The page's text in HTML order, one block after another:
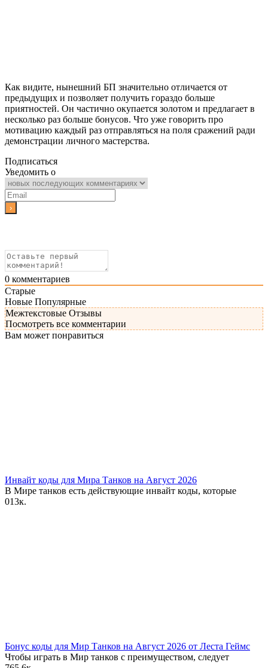
Как видите, нынешний БП значительно отличается от
предыдущих и позволяет получить гораздо больше
приятностей. Он частично окупается золотом и предлагает в
несколько раз больше бонусов. Что уже говорить про
мотивацию каждый раз отправляться на поля сражений ради
демонстрации личного мастерства.
Подписаться
Уведомить о
0 комментариев
Старые
Новые Популярные
Межтекстовые Отзывы
Посмотреть все комментарии
Вам может понравиться
Инвайт коды для Мира Танков на Август 2026
В Мире танков есть действующие инвайт коды, которые
013к.
Бонус коды для Мир Танков на Август 2026 от Леста Геймс
Чтобы играть в Мир танков с преимуществом, следует